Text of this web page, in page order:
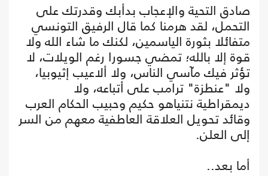
صادق التحية والإعجاب بدأبك وقدرتك على
التحمل، لقد هرمنا كما قال الرفيق التونسي
متفائلا بثورة الياسمين، لكنك ما شاء الله ولا
قوة إلا بالله؛ تمضي جسورا رغم الويلات، لا
تؤثر فيك مآسي الناس، ولا ألاعيب إثيوبيا،
ولا "عنطزة" ترامب على أتباعه، ولا
ديمقراطية نتنياهو حكيم وحبيب الحكام العرب
وقائد تحويل العلاقة العاطفية معهم من السر
إلى العلن.
أما بعد..